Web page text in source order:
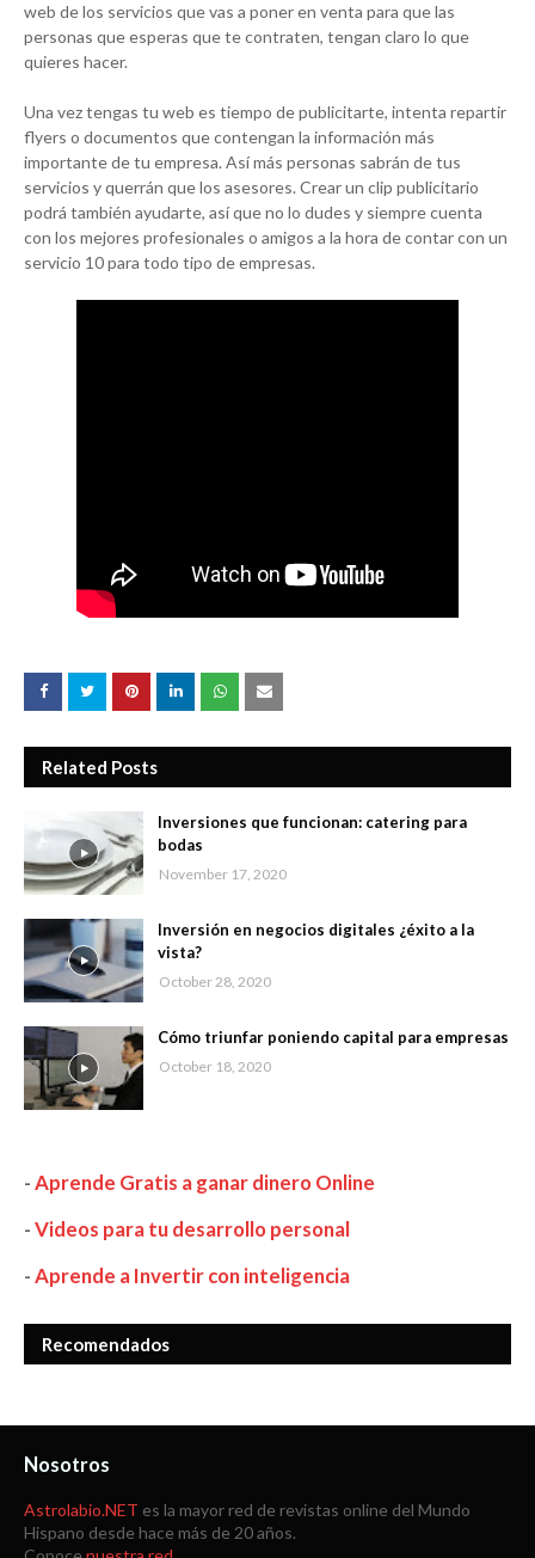
web de los servicios que vas a poner en venta para que las
personas que esperas que te contraten, tengan claro lo que
quieres hacer.
Una vez tengas tu web es tiempo de publicitarte, intenta repartir
flyers o documentos que contengan la información más
importante de tu empresa. Así más personas sabrán de tus
servicios y querrán que los asesores. Crear un clip publicitario
podrá también ayudarte, así que no lo dudes y siempre cuenta
con los mejores profesionales o amigos a la hora de contar con un
servicio 10 para todo tipo de empresas.
Related Posts
Inversiones que funcionan: catering para
bodas
November 17, 2020
Inversión en negocios digitales ¿éxito a la
vista?
October 28, 2020
Cómo triunfar poniendo capital para empresas
October 18, 2020
-Aprende Gratis a ganar dinero Online
-Videos para tu desarrollo personal
-Aprende a Invertir con inteligencia
Recomendados
Nosotros
Astrolabio.NET es la mayor red de revistas online del Mundo
Hispano desde hace más de 20 años.